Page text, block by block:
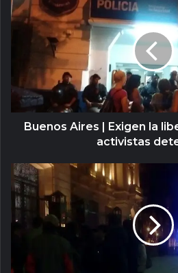
Buenos Aires | Exigen la
activistas